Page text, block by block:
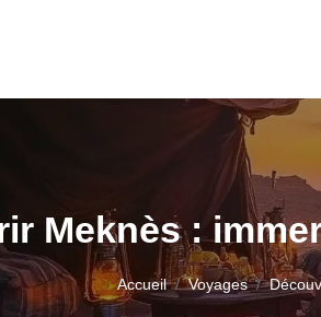
Meknès :
Accueil Voyages